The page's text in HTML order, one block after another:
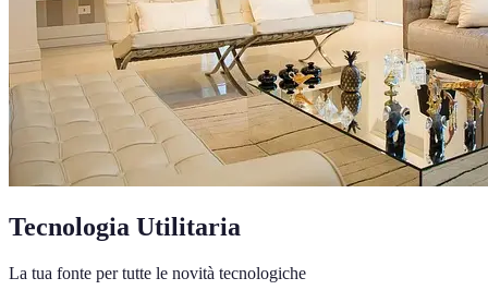
Tecnologia Utilitaria
La tua fonte per tutte le novità tecnologiche